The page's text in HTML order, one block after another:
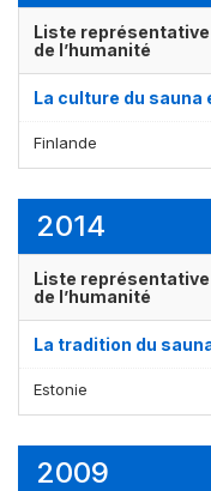
Liste
de l’humanité
La culture du sauna
Finlande
2014
Liste
de l’humanité
La tradition du
Estonie
2009